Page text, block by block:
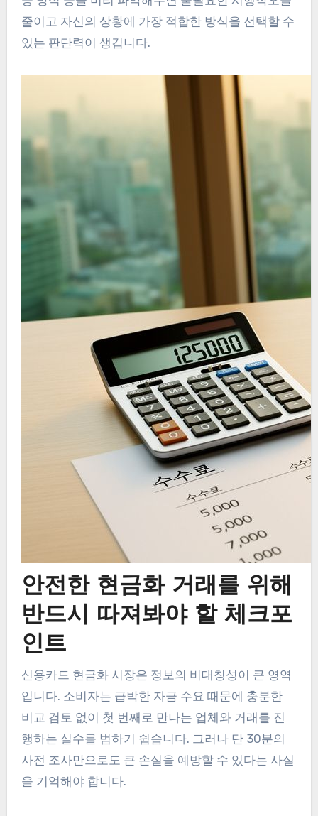
줄이고 자신의 상황에 가장 적합한 방식을 선택할 수
있는 판단력이 생깁니다.
안전한 현금화 거래를 위해
반드시 따져봐야 할 체크포
인트
신용카드 현금화 시장은 정보의 비대칭성이 큰 영역
입니다. 소비자는 급박한 자금 수요 때문에 충분한
비교 검토 없이 첫 번째로 만나는 업체와 거래를 진
행하는 실수를 범하기 쉽습니다. 그러나 단 30분의
사전 조사만으로도 큰 손실을 예방할 수 있다는 사실
을 기억해야 합니다.